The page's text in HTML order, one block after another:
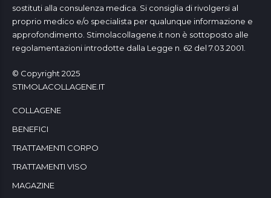
sostituti alla consulenza medica. Si consiglia di rivolgersi al
proprio medico e/o specialista per qualunque informazione e
approfondimento. Stimolacollagene.it non è sottoposto alle
regolamentazioni introdotte dalla Legge n. 62 del 7.03.2001.
© Copyright 2025
STIMOLACOLLAGENE.IT
COLLAGENE
BENEFICI
TRATTAMENTI CORPO
TRATTAMENTI VISO
MAGAZINE